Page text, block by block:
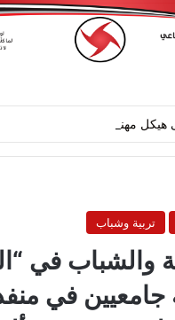
مهنئاً بمناسبة عيد الجيش
تربية وشباب
والشباب في
جامعيين في